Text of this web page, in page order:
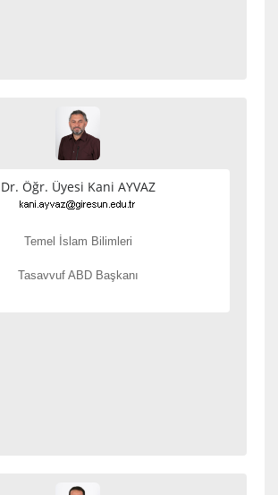
Dr. Öğr. Üyesi Kani AYVAZ
Temel İslam Bilimleri
Tasavvuf ABD Başkanı